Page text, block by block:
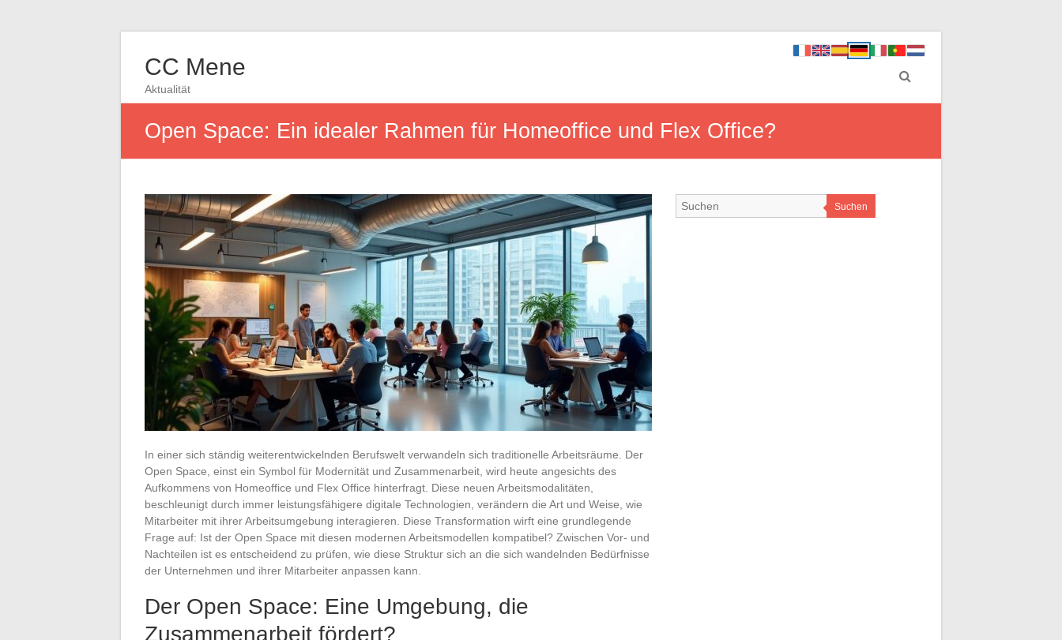
CC Mene
Aktualität
Open Space: Ein idealer Rahmen für Homeoffice und Flex Office?
In einer sich ständig weiterentwickelnden Berufswelt verwandeln sich traditionelle Arbeitsräume. Der
Open Space, einst ein Symbol für Modernität und Zusammenarbeit, wird heute angesichts des
Aufkommens von Homeoffice und Flex Office hinterfragt. Diese neuen Arbeitsmodalitäten,
beschleunigt durch immer leistungsfähigere digitale Technologien, verändern die Art und Weise, wie
Mitarbeiter mit ihrer Arbeitsumgebung interagieren. Diese Transformation wirft eine grundlegende
Frage auf: Ist der Open Space mit diesen modernen Arbeitsmodellen kompatibel? Zwischen Vor- und
Nachteilen ist es entscheidend zu prüfen, wie diese Struktur sich an die sich wandelnden Bedürfnisse
der Unternehmen und ihrer Mitarbeiter anpassen kann.
Der Open Space: Eine Umgebung, die
Zusammenarbeit fördert?
Suchen